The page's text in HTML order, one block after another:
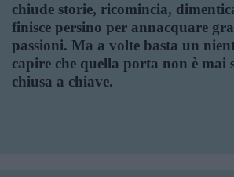
chiude storie, ricomincia,
finisce persino per annacquare
passioni. Ma a volte basta un
capire che quella porta non è mai
chiusa a chiave.